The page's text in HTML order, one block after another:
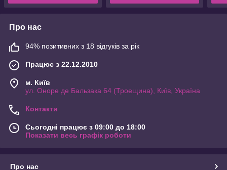
Про нас
94% позитивних з 18 відгуків за рік
Працює з 22.12.2010
м. Київ
ул. Оноре де Бальзака 64 (Троещина), Київ, Україна
Контакти
Сьогодні працює з 09:00 до 18:00
Показати весь графік роботи
Про нас